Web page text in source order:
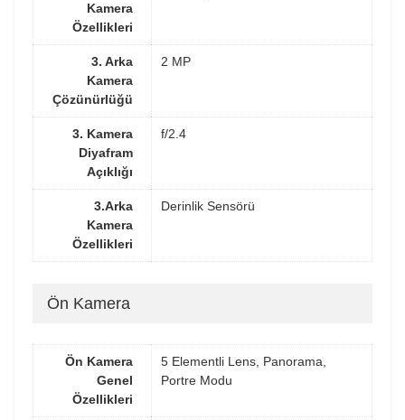
Kamera
Özellikleri
3. Arka
Kamera
Çözünürlüğü
2 MP
3. Kamera
Diyafram
Açıklığı
f/2.4
3.Arka
Kamera
Özellikleri
Derinlik Sensörü
Ön Kamera
Ön Kamera
Genel
Özellikleri
5 Elementli Lens, Panorama,
Portre Modu